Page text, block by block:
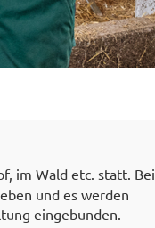
im Wald etc. statt. Bei
und es werden
eingebunden.